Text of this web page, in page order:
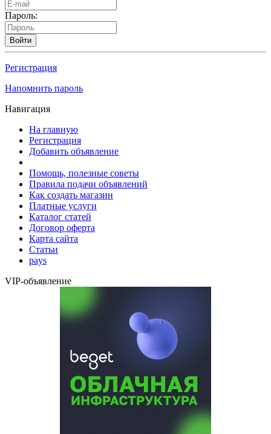
Пароль:
Войти
Регистрация
Напомнить пароль
Навигация
На главную
Регистрация
Добавить объявление
Помощь, полезные советы
Правила подачи объявлений
Как создать магазин
Платные услуги
Каталог статей
Договор оферта
Карта сайта
Статьи
pays
VIP-объявление